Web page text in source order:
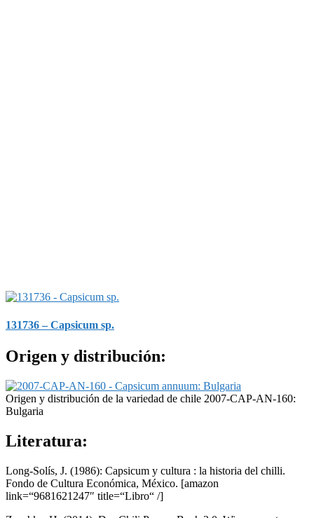
131736 – Capsicum sp.
Origen y distribución:
Origen y distribución de la variedad de chile 2007-CAP-AN-160:
Bulgaria
Literatura:
Long-Solís, J. (1986): Capsicum y cultura : la historia del chilli.
Fondo de Cultura Económica, México. [amazon
link=“9681621247″ title=“Libro“ /]